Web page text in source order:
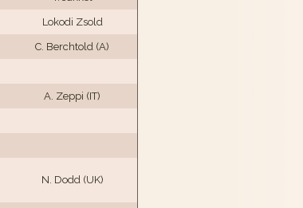
Lokodi Zsold
C. Berchtold (A)
A. Zeppi (IT)
N. Dodd (UK)